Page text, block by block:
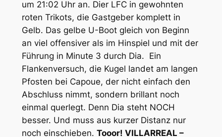
um 21:02 Uhr an. Dier LFC in gewohnten
roten Trikots, die Gastgeber komplett in
Gelb. Das gelbe U-Boot gleich von Beginn
an viel offensiver als im Hinspiel und mit der
Führung in Minute 3 durch Dia. Ein
Flankenversuch, die Kugel landet am langen
Pfosten bei Capoue, der nicht einfach den
Abschluss nimmt, sondern brillant noch
einmal querlegt. Denn Dia steht NOCH
besser. Und muss aus kurzer Distanz nur
noch einschieben. Tooor! VILLARREAL –